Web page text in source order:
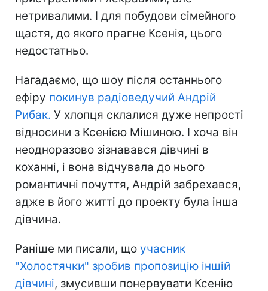
нетривалими. І для побудови сімейного
щастя, до якого прагне Ксенія, цього
недостатньо.
Нагадаємо, що шоу після останнього
ефіру покинув радіоведучий Андрій
Рибак. У хлопця склалися дуже непрості
відносини з Ксенією Мішиною. І хоча він
неодноразово зізнавався дівчині в
коханні, і вона відчувала до нього
романтичні почуття, Андрій забрехався,
адже в його житті до проекту була інша
дівчина.
Раніше ми писали, що учасник
"Холостячки" зробив пропозицію іншій
дівчині, змусивши понервувати Ксенію